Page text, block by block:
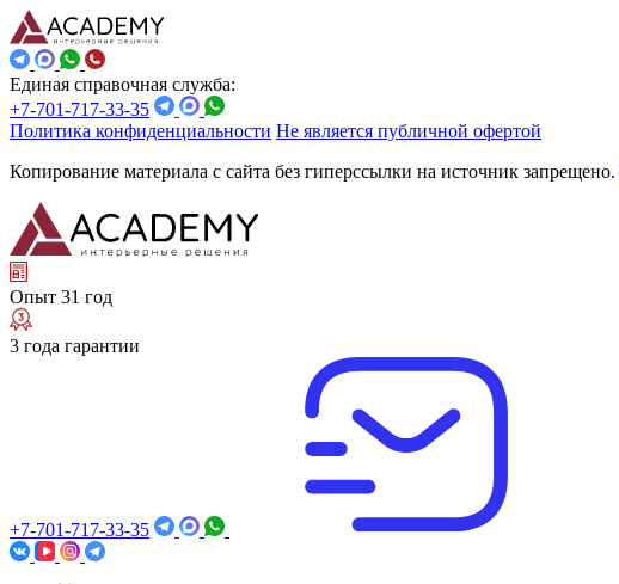
Единая справочная служба:
+7-701-717-33-35
Политика конфиденциальности Не является публичной офертой
Копирование материала с сайта без гиперссылки на источник запрещено.
Опыт 31 год
3 года гарантии
+7-701-717-33-35